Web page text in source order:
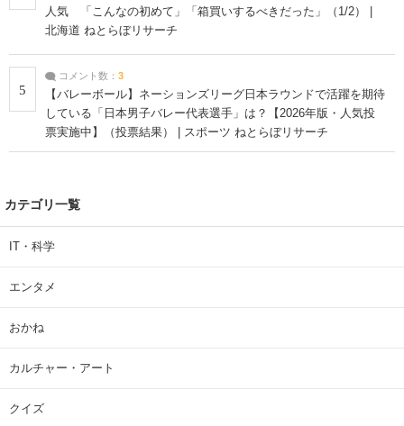
人気 「こんなの初めて」「箱買いするべきだった」（1/2） |
北海道 ねとらぼリサーチ
5
コメント数： 3
【バレーボール】ネーションズリーグ日本ラウンドで活躍を期待
している「日本男子バレー代表選手」は？【2026年版・人気投
票実施中】（投票結果） | スポーツ ねとらぼリサーチ
カテゴリ一覧
IT・科学
エンタメ
おかね
カルチャー・アート
クイズ